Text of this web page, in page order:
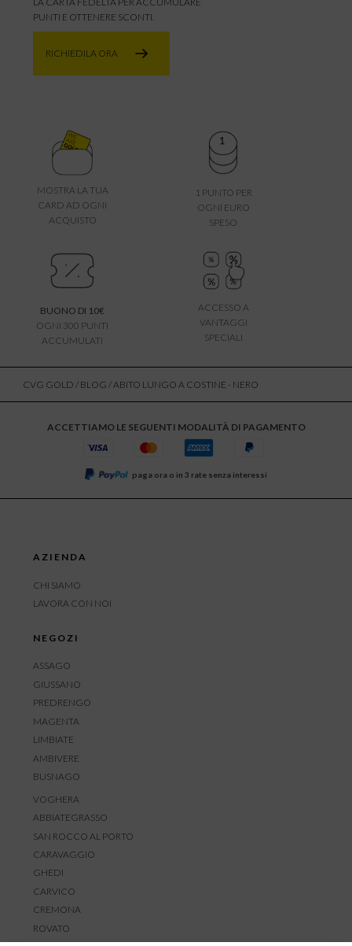
PUNTI E OTTENERE SCONTI.
RICHIEDILA ORA
MOSTRA LA TUA
CARD AD OGNI
ACQUISTO
1 PUNTO PER
OGNI EURO
SPESO
BUONO DI 10€
OGNI 300 PUNTI
ACCUMULATI
ACCESSO A
VANTAGGI
SPECIALI
CVG GOLD / BLOG / ABITO LUNGO A COSTINE - NERO
ACCETTIAMO LE SEGUENTI MODALITÀ DI PAGAMENTO
paga ora o in 3 rate senza interessi
AZIENDA
CHI SIAMO
LAVORA CON NOI
NEGOZI
ASSAGO
GIUSSANO
PREDRENGO
MAGENTA
LIMBIATE
AMBIVERE
BUSNAGO
VOGHERA
ABBIATEGRASSO
SAN ROCCO AL PORTO
CARAVAGGIO
GHEDI
CARVICO
CREMONA
ROVATO